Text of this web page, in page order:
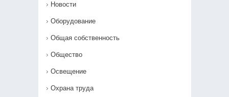
Новости
Оборудование
Общая собственность
Общество
Освещение
Охрана труда